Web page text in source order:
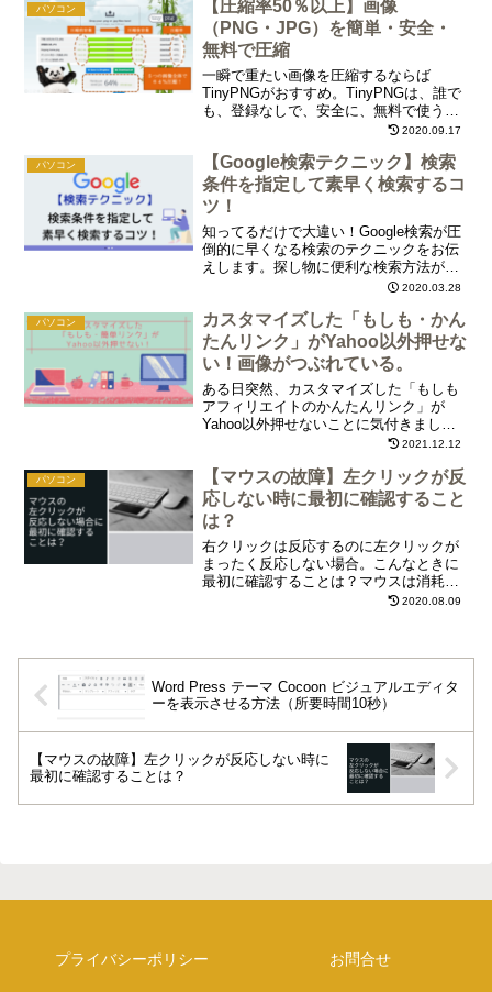
パソコン
【圧縮率50％以上】画像
（PNG・JPG）を簡単・安全・
無料で圧縮
一瞬で重たい画像を圧縮するならば
TinyPNGがおすすめ。TinyPNGは、誰で
も、登録なしで、安全に、無料で使うこ
とができる画像圧縮サイト。使い方もた
ログの作成で毎日のようにお世話になっ
ています
2020.09.17
パソコン
【Google検索テクニック】検索
条件を指定して素早く検索するコ
ツ！
知ってるだけで大違い！Google検索が圧
倒的に早くなる検索のテクニックをお伝
えします。探し物に便利な検索方法が満
載です。学校での勉強や仕事の際にぜひ
2020.03.28
パソコン
カスタマイズした「もしも・かん
たんリンク」がYahoo以外押せな
い！画像がつぶれている。
ある日突然、カスタマイズした「もしも
アフィリエイトのかんたんリンク」が
Yahoo以外押せないことに気付きまし
た。パソコンは大丈夫なのにスマホだけ
ろいろ検証した結果、カスタマイズを変
更して無事に解決しました！
2021.12.12
パソコン
【マウスの故障】左クリックが反
応しない時に最初に確認すること
は？
右クリックは反応するのに左クリックが
まったく反応しない場合。こんなときに
最初に確認することは？マウスは消耗品
ですから使用していると壊れますが、ま
2020.08.09
Word Press テーマ Cocoon ビジュアルエディタ
ーを表示させる方法（所要時間10秒）
【マウスの故障】左クリックが反応しない時に
最初に確認することは？
プライバシーポリシー お問合せ